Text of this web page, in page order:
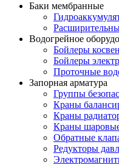
Баки мембранные
Водогрейное
Бойлеры
Бойлеры
Проточные
Запорная арматура
Группы
Краны
Краны
Краны
Обратные
Редукторы